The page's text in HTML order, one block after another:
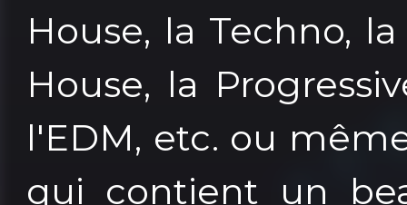
House, la Techno,
House, la
l'EDM, etc. ou
qui contient un